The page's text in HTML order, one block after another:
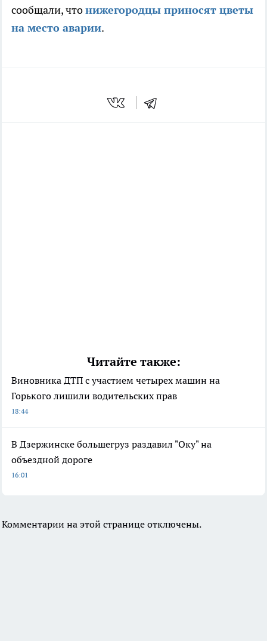
сообщали, чтонижегородцы приносят цветы
на место аварии.
Читайте также:
Виновника ДТП с участием четырех машин на
Горького лишили водительских прав
18:44
В Дзержинске большегруз раздавил "Оку" на
объездной дороге
16:01
Комментарии на этой странице отключены.